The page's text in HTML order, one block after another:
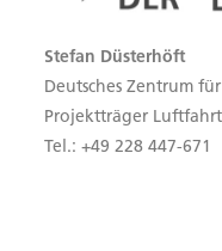
Stefan Düsterhöft
Deutsches Zentrum
Projektträger
Tel.: +49 228 447-671